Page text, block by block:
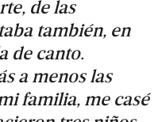
de las
también, en
de canto.
a menos las
familia, me casé